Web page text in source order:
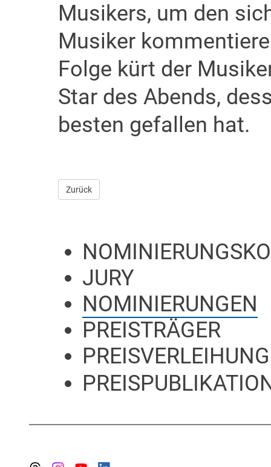
Musikers, um den
Musiker
Folge kürt der
Star des Abends,
besten gefallen hat.
Zurück
JURY
NOMINIERUNGEN
PREISTRÄGER
PREISVERLEIHUNG